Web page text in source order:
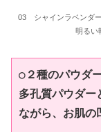
03 シャインラベンダー
明るい
○２種のパウダ
多孔質パウダー
ながら、お肌の